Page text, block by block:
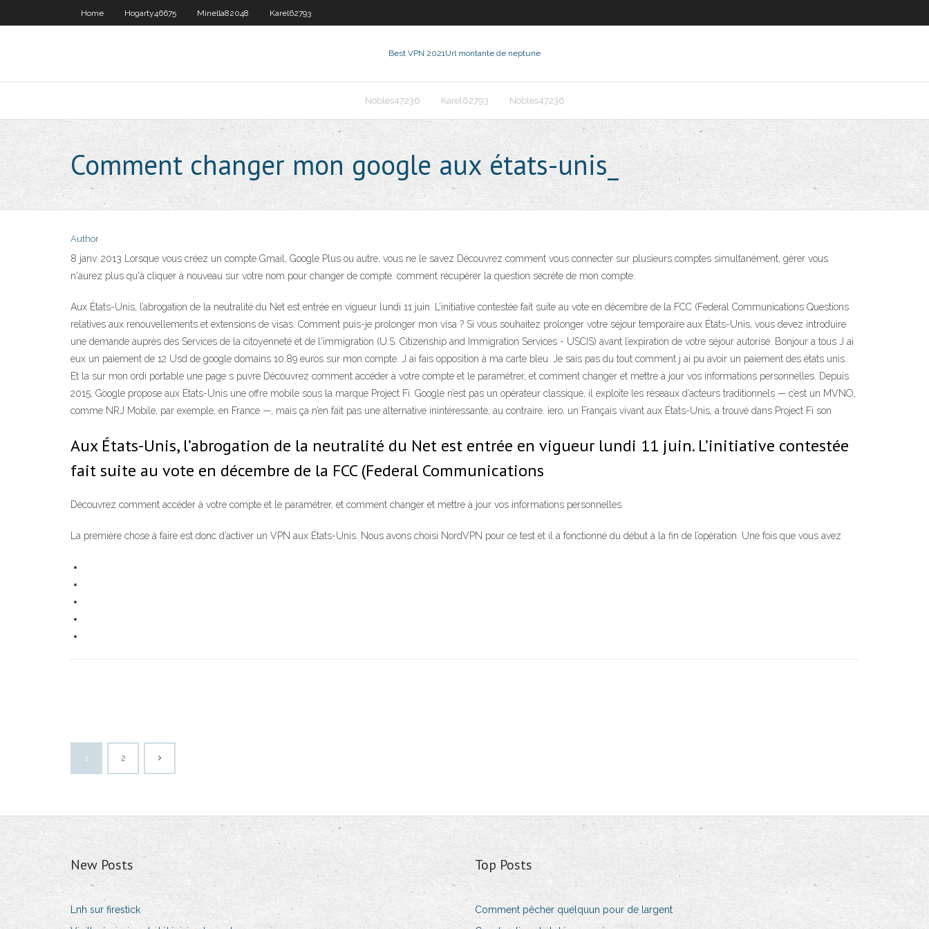
Home Hogarty46675 Minella82048 Karel62793
Best VPN 2021Url montante de neptune
Nobles47236 Karel62793 Nobles47236
Comment changer mon google aux états-unis_
Author
8 janv. 2013 Lorsque vous créez un compte Gmail, Google Plus ou autre, vous ne le savez Découvrez comment vous connecter sur plusieurs comptes simultanément, gérer vous
n'aurez plus qu'à cliquer à nouveau sur votre nom pour changer de compte. comment récupérer la question secrète de mon compte.
Aux États-Unis, l’abrogation de la neutralité du Net est entrée en vigueur lundi 11 juin. L’initiative contestée fait suite au vote en décembre de la FCC (Federal Communications Questions
relatives aux renouvellements et extensions de visas. Comment puis-je prolonger mon visa ? Si vous souhaitez prolonger votre séjour temporaire aux États-Unis, vous devez introduire
une demande auprès des Services de la citoyenneté et de l'immigration (U.S. Citizenship and Immigration Services - USCIS) avant l’expiration de votre séjour autorisé. Bonjour a tous J ai
eux un paiement de 12 Usd de google domains 10.89 euros sur mon compte. J ai fais opposition à ma carte bleu. Je sais pas du tout comment j ai pu avoir un paiement des états unis..
Et la sur mon ordi portable une page s puvre Découvrez comment accéder à votre compte et le paramétrer, et comment changer et mettre à jour vos informations personnelles. Depuis
2015, Google propose aux États-Unis une offre mobile sous la marque Project Fi. Google n’est pas un opérateur classique, il exploite les réseaux d’acteurs traditionnels — c’est un MVNO,
comme NRJ Mobile, par exemple, en France —, mais ça n’en fait pas une alternative inintéressante, au contraire. iero, un Français vivant aux États-Unis, a trouvé dans Project Fi son
Aux États-Unis, l’abrogation de la neutralité du Net est entrée en vigueur lundi 11 juin. L’initiative contestée
fait suite au vote en décembre de la FCC (Federal Communications
Découvrez comment accéder à votre compte et le paramétrer, et comment changer et mettre à jour vos informations personnelles.
La première chose à faire est donc d’activer un VPN aux États-Unis. Nous avons choisi NordVPN pour ce test et il a fonctionné du début à la fin de l’opération. Une fois que vous avez
1 2
New Posts
Lnh sur firestick
Top Posts
Comment pêcher quelquun pour de largent